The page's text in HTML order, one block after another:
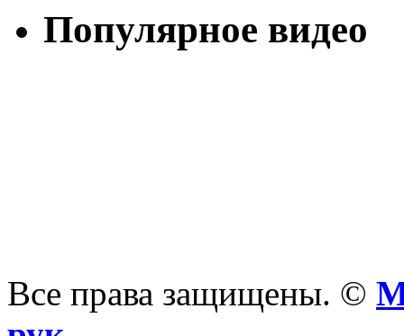
Популярное видео
Все права защищены. ©